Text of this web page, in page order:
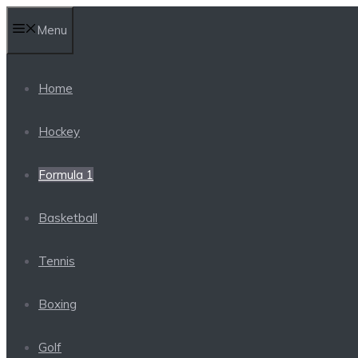
to
content
Menu
Home
Hockey
Formula 1
Basketball
Tennis
Boxing
Golf